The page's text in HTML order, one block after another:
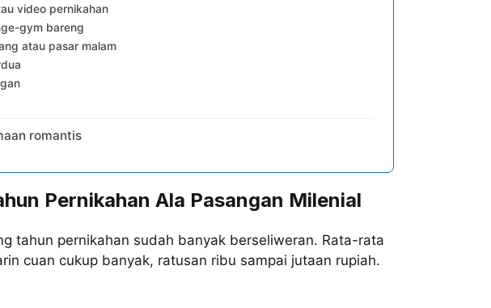
video pernikahan
gym bareng
atau pasar malam
romantis
Pernikahan Ala Pasangan Milenial
tahun pernikahan sudah banyak berseliweran. Rata-rata
cuan cukup banyak, ratusan ribu sampai jutaan rupiah.